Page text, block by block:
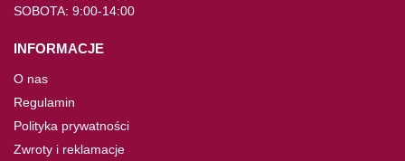
SOBOTA: 9:00-14:00
INFORMACJE
O nas
Regulamin
Polityka prywatności
Zwroty i reklamacje